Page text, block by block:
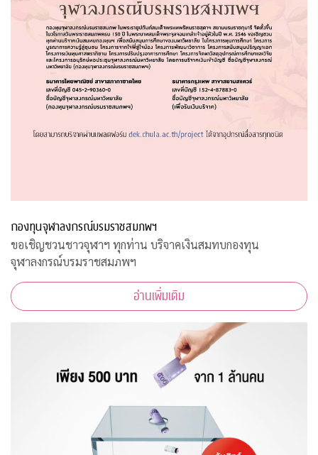
กองทุนจุฬาลงกรณ์บรมราชสมภพฯ
ขอเชิญชวนชาวจุฬาฯ ทุกท่าน บริจาคเงินสมทบกองทุน
จุฬาลงกรณ์บรมราชสมภพฯ
อ่านเพิ่มเติม